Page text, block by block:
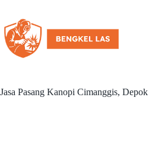
Jasa Pasang Kanopi Cimanggis,